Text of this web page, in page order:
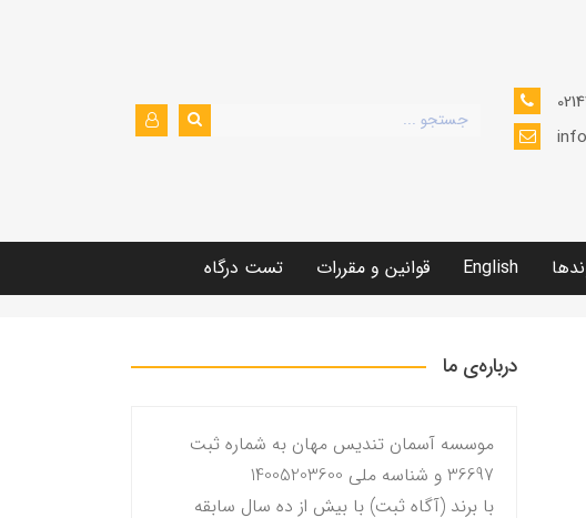
English قوانین و مقررات تست درگاه
درباره‌ی ما
موسسه آسمان تندیس مهان به شماره ثبت
36697 و شناسه ملی 14005203600
با برند (آگاه ثبت) با بیش از ده سال سابقه